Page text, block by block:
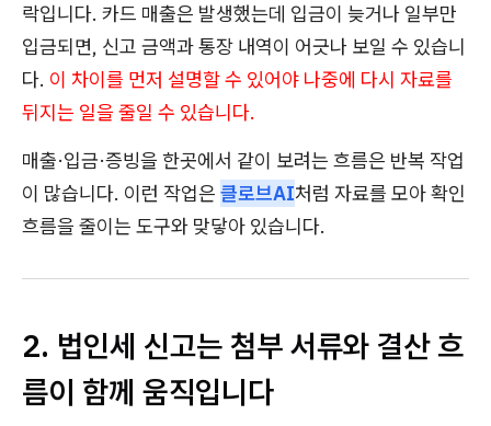
락입니다. 카드 매출은 발생했는데 입금이 늦거나 일부만
입금되면, 신고 금액과 통장 내역이 어긋나 보일 수 있습니
다. 이 차이를 먼저 설명할 수 있어야 나중에 다시 자료를
뒤지는 일을 줄일 수 있습니다.
매출·입금·증빙을 한곳에서 같이 보려는 흐름은 반복 작업
이 많습니다. 이런 작업은 클로브AI처럼 자료를 모아 확인
흐름을 줄이는 도구와 맞닿아 있습니다.
2. 법인세 신고는 첨부 서류와 결산 흐
름이 함께 움직입니다